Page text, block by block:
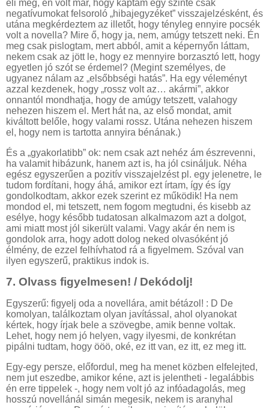
éli meg, én volt már, hogy kaptam egy szinte csak
negatívumokat felsoroló „hibajegyzéket” visszajelzésként, és
utána megkérdeztem az illetőt, hogy tényleg ennyire pocsék
volt a novella? Mire ő, hogy ja, nem, amúgy tetszett neki. Én
meg csak pislogtam, mert abból, amit a képernyőn láttam,
nekem csak az jött le, hogy ez mennyire borzasztó lett, hogy
egyetlen jó szót se érdemel? (Megint személyes, de
ugyanez nálam az „elsőbbségi hatás”. Ha egy véleményt
azzal kezdenek, hogy „rossz volt az… akármi”, akkor
onnantól mondhatja, hogy de amúgy tetszett, valahogy
nehezen hiszem el. Mert hát na, az első mondat, amit
kiváltott belőle, hogy valami rossz. Utána nehezen hiszem
el, hogy nem is tartotta annyira bénának.)
És a „gyakorlatibb” ok: nem csak azt nehéz ám észrevenni,
ha valamit hibázunk, hanem azt is, ha jól csináljuk. Néha
egész egyszerűen a pozitív visszajelzést pl. egy jelenetre, le
tudom fordítani, hogy áhá, amikor ezt írtam, így és így
gondolkodtam, akkor ezek szerint ez működik! Ha nem
mondod el, mi tetszett, nem fogom megtudni, és kisebb az
esélye, hogy később tudatosan alkalmazom azt a dolgot,
ami miatt most jól sikerült valami. Vagy akár én nem is
gondolok arra, hogy adott dolog neked olvasóként jó
élmény, de ezzel felhívhatod rá a figyelmem. Szóval van
ilyen egyszerű, praktikus indok is.
7. Olvass figyelmesen! / Dekódolj!
Egyszerű: figyelj oda a novellára, amit bétázol! : D De
komolyan, találkoztam olyan javítással, ahol olyanokat
kértek, hogy írjak bele a szövegbe, amik benne voltak.
Lehet, hogy nem jó helyen, vagy ilyesmi, de konkrétan
pipálni tudtam, hogy ööö, oké, ez itt van, ez itt, ez meg itt.
Egy-egy persze, előfordul, meg ha menet közben elfelejted,
nem jut eszedbe, amikor kéne, azt is jelentheti - legalábbis
én erre tippelek -, hogy nem volt jó az infóadagolás, meg
hosszú novellánál simán megesik, nekem is aranyhal